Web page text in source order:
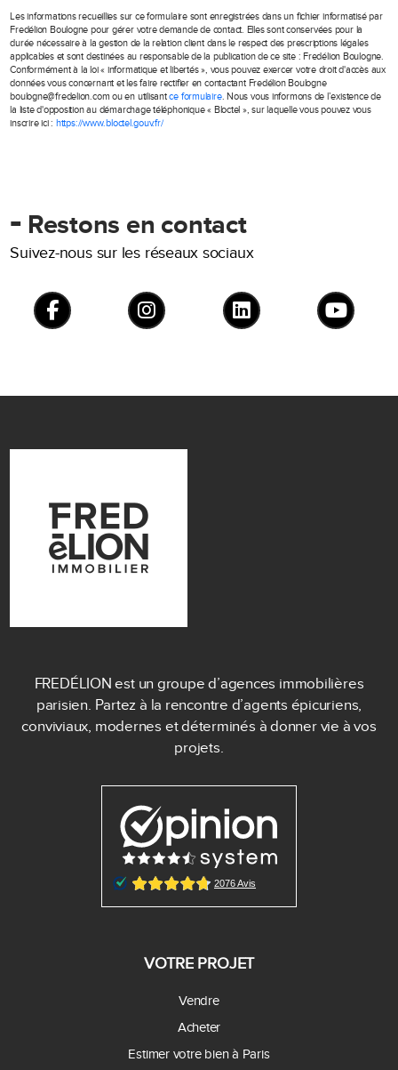
Les informations recueillies sur ce formulaire sont enregistrées dans un fichier informatisé par
Fredélion Boulogne pour gérer votre demande de contact. Elles sont conservées pour la
durée nécessaire à la gestion de la relation client dans le respect des prescriptions légales
applicables et sont destinées au responsable de la publication de ce site : Fredélion Boulogne.
Conformément à la loi « informatique et libertés », vous pouvez exercer votre droit d'accès aux
données vous concernant et les faire rectifier en contactant Fredélion Boulogne
boulogne@fredelion.com ou en utilisantce formulaire. Nous vous informons de l’existence de
la liste d'opposition au démarchage téléphonique « Bloctel », sur laquelle vous pouvez vous
inscrire ici : https://www.bloctel.gouv.fr/
- Restons en contact
Suivez-nous sur les réseaux sociaux
FREDÉLION est un groupe d’agences immobilières
parisien. Partez à la rencontre d’agents épicuriens,
conviviaux, modernes et déterminés à donner vie à vos
projets.
VOTRE PROJET
Vendre
Acheter
Estimer votre bien à Paris